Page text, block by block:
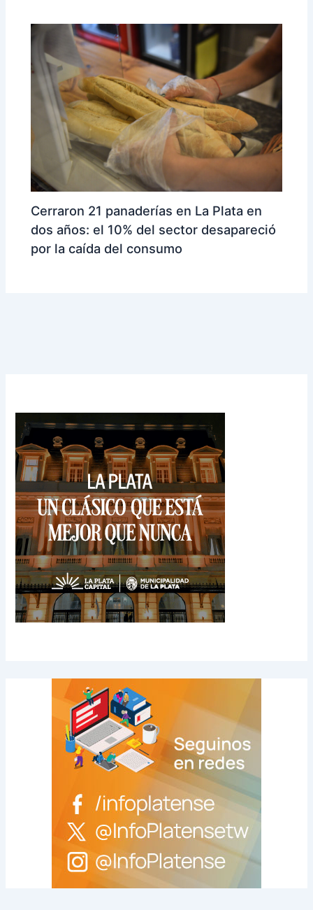
Cerraron 21 panaderías en La Plata en
dos años: el 10% del sector desapareció
por la caída del consumo